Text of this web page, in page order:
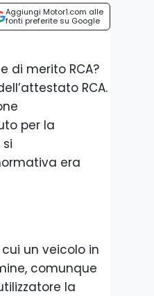
Aggiungi Motor1.com alle
fonti preferite su Google
di merito RCA?
RCA.
per la
si
era
un veicolo in
comunque
la